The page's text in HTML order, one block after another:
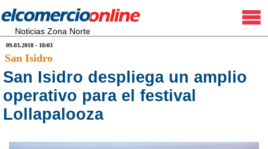
Noticias Zona Norte
09.03.2018 - 18:03
San Isidro
San Isidro despliega un amplio
operativo para el festival
Lollapalooza